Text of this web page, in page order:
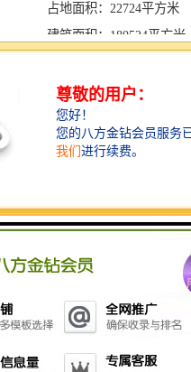
占地面积：22724平方米
建筑面积：180524平方米
商业面积：10000平方米
容积率： 6.00
标准层高：4.2米
楼层说明：商铺部分，A
层；B、D、E为栋商业，
物业公司：深圳市物业
物业费：30元/㎡·月
物业说明：商业物业费30